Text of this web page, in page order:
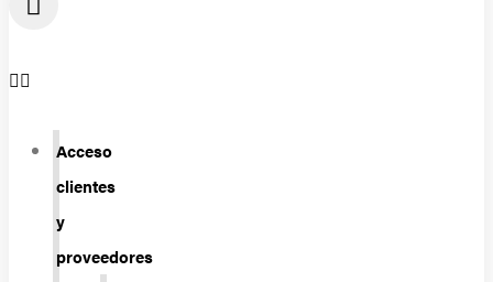
Acceso
clientes
y
proveedores